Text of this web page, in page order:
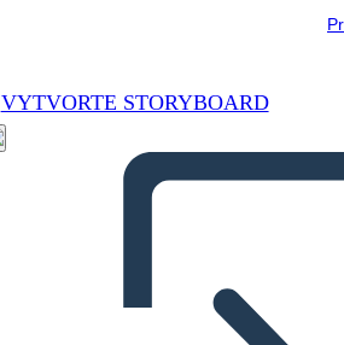
VYTVORTE STORYBOARD